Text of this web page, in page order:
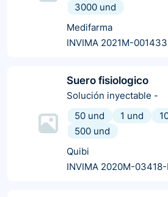
3000 und
Medifarma
INVIMA 2021M-
Suero fisiologico
Solución inyectable -
50 und
1 und
500 und
Quibi
INVIMA 2020M-